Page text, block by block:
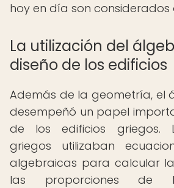
hoy en día son
La utilización del
diseño de los edificios
Además de la geometría, el
desempeñó un papel
de los edificios griegos.
griegos utilizaban
algebraicas para calcular
las proporciones de